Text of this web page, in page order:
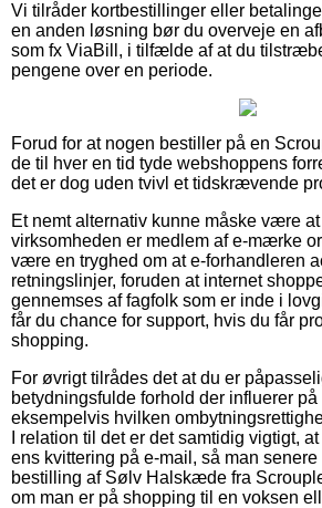
Vi tilråder kortbestillinger eller
en anden løsning bør du overveje en
som fx ViaBill, i tilfælde af at du
pengene over en periode.
Forud for at nogen bestiller på en
de til hver en tid tyde webshoppens
det er dog uden tvivl et tidskrævende
Et nemt alternativ kunne måske være
virksomheden er medlem af e-mærke
være en tryghed om at e-forhandleren
retningslinjer, foruden at internet
gennemses af fagfolk som er inde i
får du chance for support, hvis du får
shopping.
For øvrigt tilrådes det at du er
betydningsfulde forhold der influerer
eksempelvis hvilken
I relation til det er det samtidig vigtigt,
ens kvittering på e-mail, så man
bestilling af Sølv Halskæde fra
om man er på shopping til en voksen